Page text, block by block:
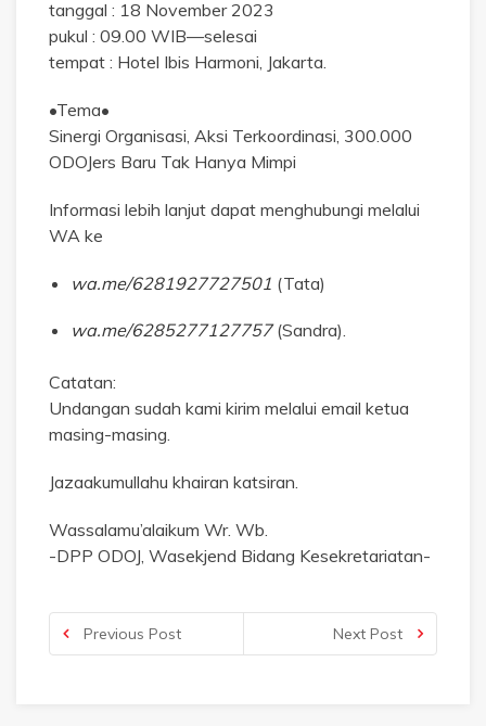
tanggal : 18 November 2023
pukul : 09.00 WIB—selesai
tempat : Hotel Ibis Harmoni, Jakarta.
•Tema•
Sinergi Organisasi, Aksi Terkoordinasi, 300.000
ODOJers Baru Tak Hanya Mimpi
Informasi lebih lanjut dapat menghubungi melalui
WA ke
wa.me/6281927727501 (Tata)
wa.me/6285277127757(Sandra).
Catatan:
Undangan sudah kami kirim melalui email ketua
masing-masing.
Jazaakumullahu khairan katsiran.
Wassalamu’alaikum Wr. Wb.
-DPP ODOJ, Wasekjend Bidang Kesekretariatan-
Previous Post Next Post